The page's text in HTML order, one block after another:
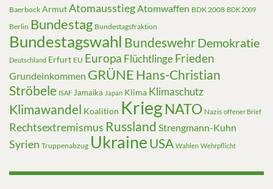
Baerbock ArmutAtomausstiegAtomwaffen BDK 2008 BDK 2009
Berlin Bundestag Bundestagsfraktion
Bundestagswahl BundeswehrDemokratie
Deutschland Erfurt EU Europa FlüchtlingeFrieden
Grundeinkommen GRÜNE Hans-Christian
Ströbele ISAF Jamaika Japan Klima Klimaschutz
Klimawandel Koalition KriegNATO Nazis offener Brief
Rechtsextremismus Russland Strengmann-Kuhn
Syrien Truppenabzug UkraineUSA Wahlen Wehrpflicht